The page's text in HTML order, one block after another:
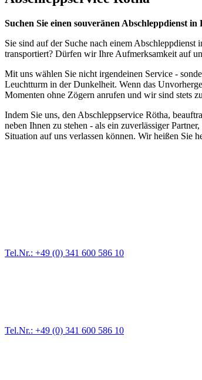
Suchen Sie einen souveränen Abschleppdienst
Sie sind auf der Suche nach einem
transportiert? Dürfen wir Ihre Aufmerksamkeit auf
Mit uns wählen Sie nicht irgendeinen Service -
Leuchtturm in der Dunkelheit. Wenn das
Momenten ohne Zögern anrufen und wir sind stets
Indem Sie uns, den Abschleppservice Rötha,
neben Ihnen zu stehen - als ein zuverlässiger
Situation auf uns verlassen können. Wir heißen Sie
Tel.Nr.: +49 (0) 341 600 586 10
Tel.Nr.: +49 (0) 341 600 586 10